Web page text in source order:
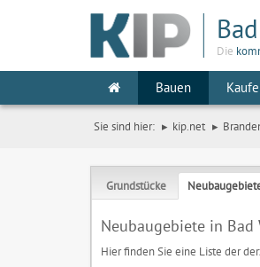
Die
Bauen
Sie sind hier: kip.net
Grundstücke
Neubaugebiete in Bad
Hier finden Sie eine Liste der